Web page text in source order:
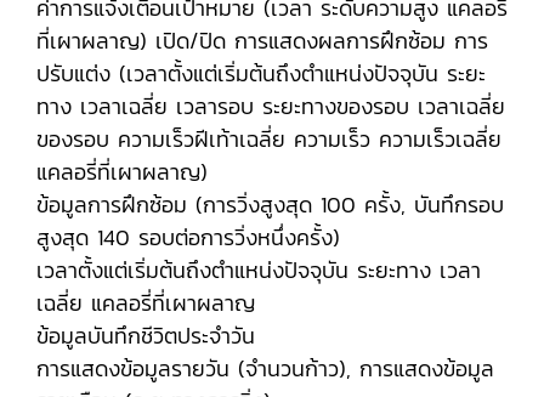
ค่าการแจ้งเตือนเป้าหมาย (เวลา ระดับความสูง แคลอรี่
ที่เผาผลาญ) เปิด/ปิด การแสดงผลการฝึกซ้อม การ
ปรับแต่ง (เวลาตั้งแต่เริ่มต้นถึงตำแหน่งปัจจุบัน ระยะ
ทาง เวลาเฉลี่ย เวลารอบ ระยะทางของรอบ เวลาเฉลี่ย
ของรอบ ความเร็วฝีเท้าเฉลี่ย ความเร็ว ความเร็วเฉลี่ย
แคลอรี่ที่เผาผลาญ)
ข้อมูลการฝึกซ้อม (การวิ่งสูงสุด 100 ครั้ง, บันทึกรอบ
สูงสุด 140 รอบต่อการวิ่งหนึ่งครั้ง)
เวลาตั้งแต่เริ่มต้นถึงตำแหน่งปัจจุบัน ระยะทาง เวลา
เฉลี่ย แคลอรี่ที่เผาผลาญ
ข้อมูลบันทึกชีวิตประจำวัน
การแสดงข้อมูลรายวัน (จำนวนก้าว), การแสดงข้อมูล